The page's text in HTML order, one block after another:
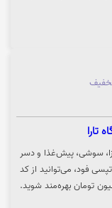
تارا است.جهت دریافت
نمایید.
سوشی، پیش‌غذا و دسر
فود، می‌توانید از کد
تومان بهره‌مند شوید.
تارا است.جهت دریافت